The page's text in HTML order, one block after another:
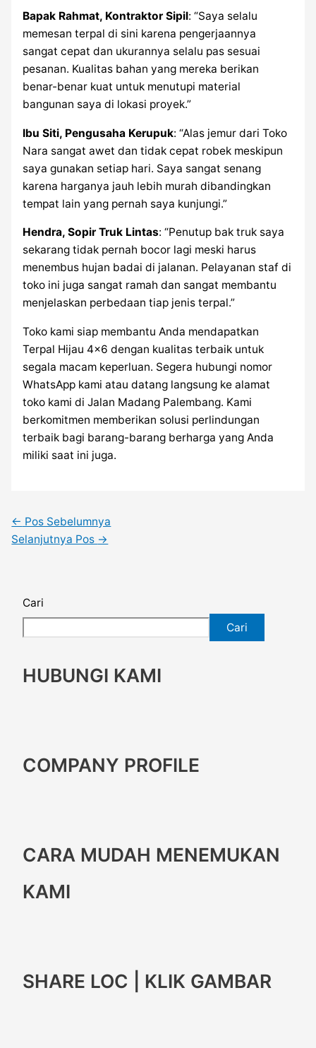
Bapak Rahmat, Kontraktor Sipil: “Saya selalu
memesan terpal di sini karena pengerjaannya
sangat cepat dan ukurannya selalu pas sesuai
pesanan. Kualitas bahan yang mereka berikan
benar-benar kuat untuk menutupi material
bangunan saya di lokasi proyek.”
Ibu Siti, Pengusaha Kerupuk: “Alas jemur dari Toko
Nara sangat awet dan tidak cepat robek meskipun
saya gunakan setiap hari. Saya sangat senang
karena harganya jauh lebih murah dibandingkan
tempat lain yang pernah saya kunjungi.”
Hendra, Sopir Truk Lintas: “Penutup bak truk saya
sekarang tidak pernah bocor lagi meski harus
menembus hujan badai di jalanan. Pelayanan staf di
toko ini juga sangat ramah dan sangat membantu
menjelaskan perbedaan tiap jenis terpal.”
Toko kami siap membantu Anda mendapatkan
Terpal Hijau 4×6 dengan kualitas terbaik untuk
segala macam keperluan. Segera hubungi nomor
WhatsApp kami atau datang langsung ke alamat
toko kami di Jalan Madang Palembang. Kami
berkomitmen memberikan solusi perlindungan
terbaik bagi barang-barang berharga yang Anda
miliki saat ini juga.
← Pos Sebelumnya
Selanjutnya Pos →
Cari
Cari
HUBUNGI KAMI
COMPANY PROFILE
CARA MUDAH MENEMUKAN
KAMI
SHARE LOC | KLIK GAMBAR